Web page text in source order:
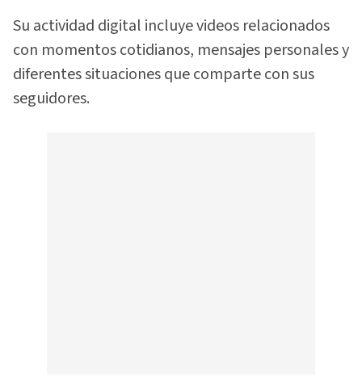
Su actividad digital incluye videos relacionados
con momentos cotidianos, mensajes personales y
diferentes situaciones que comparte con sus
seguidores.